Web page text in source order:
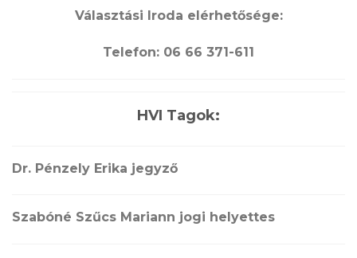
Választási Iroda elérhetősége:
Telefon: 06 66 371-611
HVI Tagok:
Dr. Pénzely Erika jegyző
Szabóné Szűcs Mariann jogi helyettes